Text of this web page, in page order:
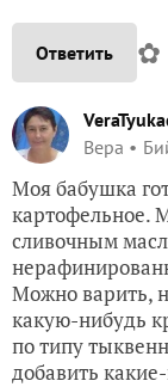
Ответить ✿
Вера
Моя бабушка
картофельное.
сливочным
Можно варить,
какую-нибудь
по типу
добавить